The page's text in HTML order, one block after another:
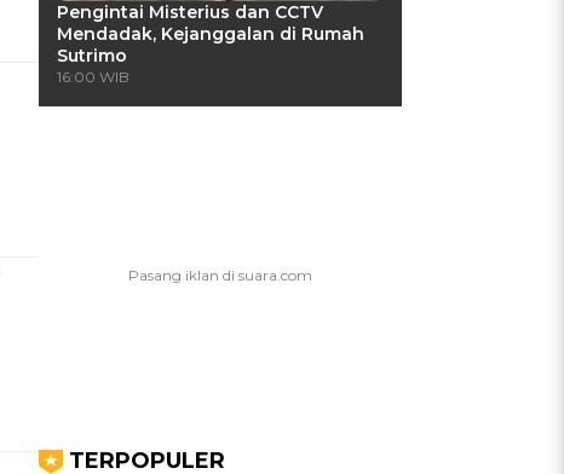
Pengintai Misterius dan CCTV
Mendadak, Kejanggalan di Rumah
Sutrimo
16:00 WIB
TERPOPULER